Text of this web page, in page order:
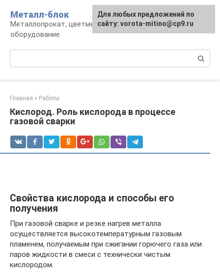
контенту
Металл-блок
Металлопрокат, цветмет, обработка и
оборудование
Главная » Работы
Кислород. Роль кислорода в процессе
газовой сварки
Свойства кислорода и способы его
получения
При газовой сварке и резке нагрев металла
осуществляется высокотемпературным газовым
пламенем, получаемым при сжигании горючего газа или
паров жидкости в смеси с технически чистым
кислородом.
Для любых предложений по
сайту: vorota-mitino@cp9.ru